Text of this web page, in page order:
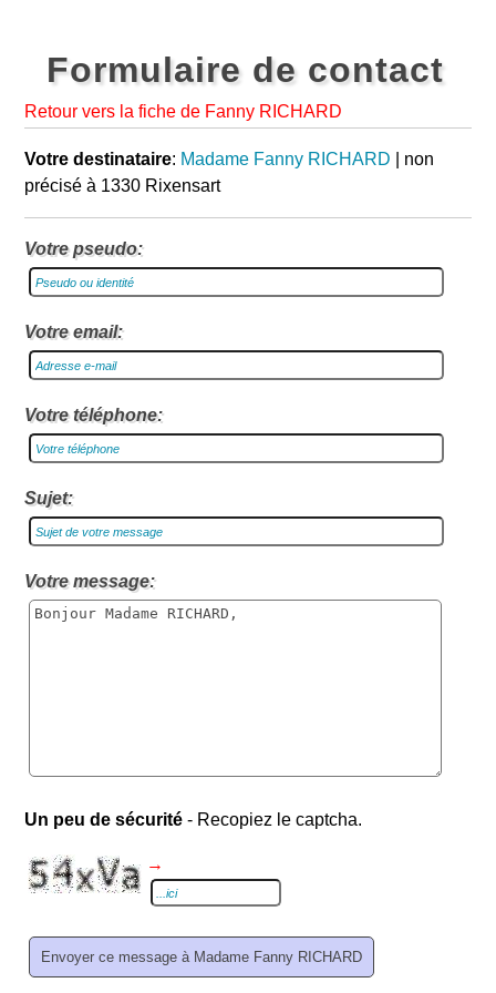
Formulaire de contact
Retour vers la fiche de Fanny RICHARD
Votre destinataire: Madame Fanny RICHARD | non
précisé à 1330 Rixensart
Votre pseudo:
Votre email:
Votre téléphone:
Sujet:
Votre message:
Un peu de sécurité - Recopiez le captcha.
→